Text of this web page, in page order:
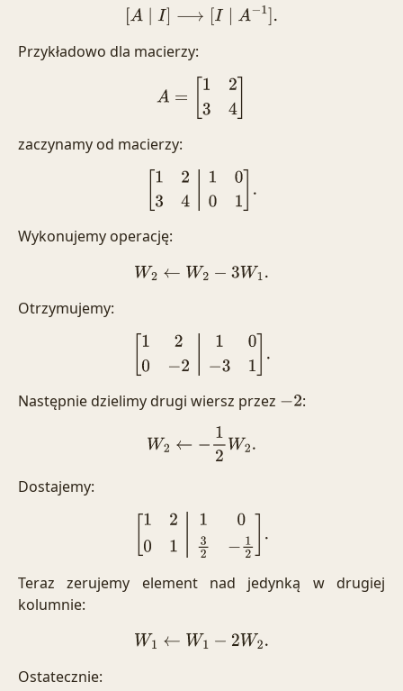
A∣ ]⟶[ ∣A 1].
Przykładowo dla macierzy:
2 ]
zaczynamy od macierzy:
21 4 ].
Wykonujemy operację:
W2←W2−3 W1.
Otrzymujemy:
10 − .
Następnie dzielimy drugi wiersz przez −2 :
W
2← 2W2.
Dostajemy:
[
21 13 2]
Teraz zerujemy element nad jedynką w drugiej
kolumnie:
W1←W1 −2 W2.
Ostatecznie: